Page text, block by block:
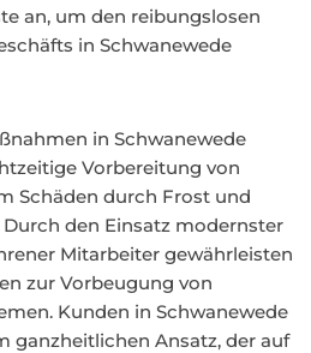
an, um den reibungslosen
in Schwanewede
in Schwanewede
Vorbereitung von
Schäden durch Frost und
den Einsatz modernster
Mitarbeiter gewährleisten
zur Vorbeugung von
Kunden in Schwanewede
ganzheitlichen Ansatz, der auf